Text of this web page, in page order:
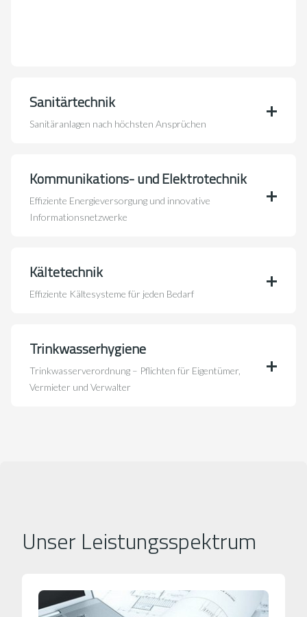
Sanitärtechnik
Sanitäranlagen nach höchsten Ansprüchen
Kommunikations- und Elektrotechnik
Effiziente Energieversorgung und innovative
Informationsnetzwerke
Kältetechnik
Effiziente Kältesysteme für jeden Bedarf
Trinkwasserhygiene
Trinkwasserverordnung – Pflichten für Eigentümer,
Vermieter und Verwalter
Unser Leistungsspektrum